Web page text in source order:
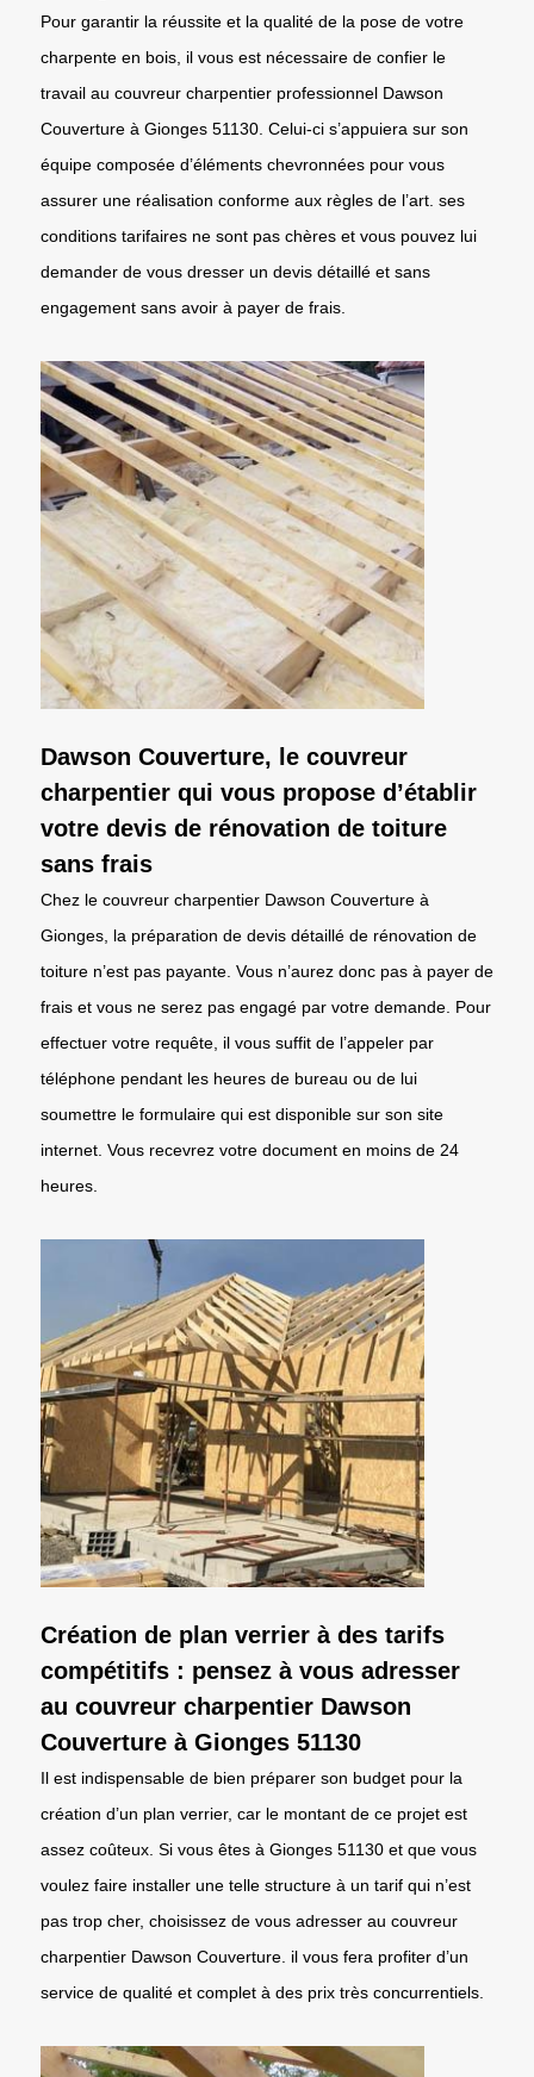
Pour garantir la réussite et la qualité de la pose de votre
charpente en bois, il vous est nécessaire de confier le
travail au couvreur charpentier professionnel Dawson
Couverture à Gionges 51130. Celui-ci s’appuiera sur son
équipe composée d’éléments chevronnées pour vous
assurer une réalisation conforme aux règles de l’art. ses
conditions tarifaires ne sont pas chères et vous pouvez lui
demander de vous dresser un devis détaillé et sans
engagement sans avoir à payer de frais.
Dawson Couverture, le couvreur
charpentier qui vous propose d’établir
votre devis de rénovation de toiture
sans frais
Chez le couvreur charpentier Dawson Couverture à
Gionges, la préparation de devis détaillé de rénovation de
toiture n’est pas payante. Vous n’aurez donc pas à payer de
frais et vous ne serez pas engagé par votre demande. Pour
effectuer votre requête, il vous suffit de l’appeler par
téléphone pendant les heures de bureau ou de lui
soumettre le formulaire qui est disponible sur son site
internet. Vous recevrez votre document en moins de 24
heures.
Création de plan verrier à des tarifs
compétitifs : pensez à vous adresser
au couvreur charpentier Dawson
Couverture à Gionges 51130
Il est indispensable de bien préparer son budget pour la
création d’un plan verrier, car le montant de ce projet est
assez coûteux. Si vous êtes à Gionges 51130 et que vous
voulez faire installer une telle structure à un tarif qui n’est
pas trop cher, choisissez de vous adresser au couvreur
charpentier Dawson Couverture. il vous fera profiter d’un
service de qualité et complet à des prix très concurrentiels.